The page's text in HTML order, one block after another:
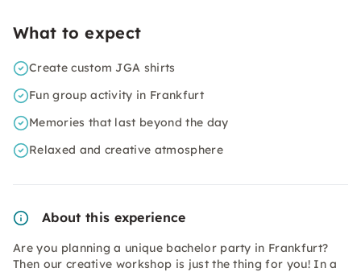
What to expect
Create custom JGA shirts
Fun group activity in Frankfurt
Memories that last beyond the day
Relaxed and creative atmosphere
About this experience
Are you planning a unique bachelor party in Frankfurt?
Then our creative workshop is just the thing for you! In a